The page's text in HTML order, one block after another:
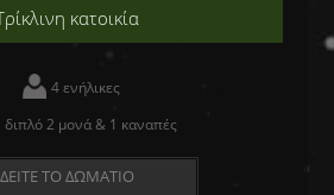
κατοικία
4 ενήλικες
διπλό 2 μονά & 1 καναπές
ΔΕΙΤΕ ΤΟ ΔΩΜΑΤΙΟ